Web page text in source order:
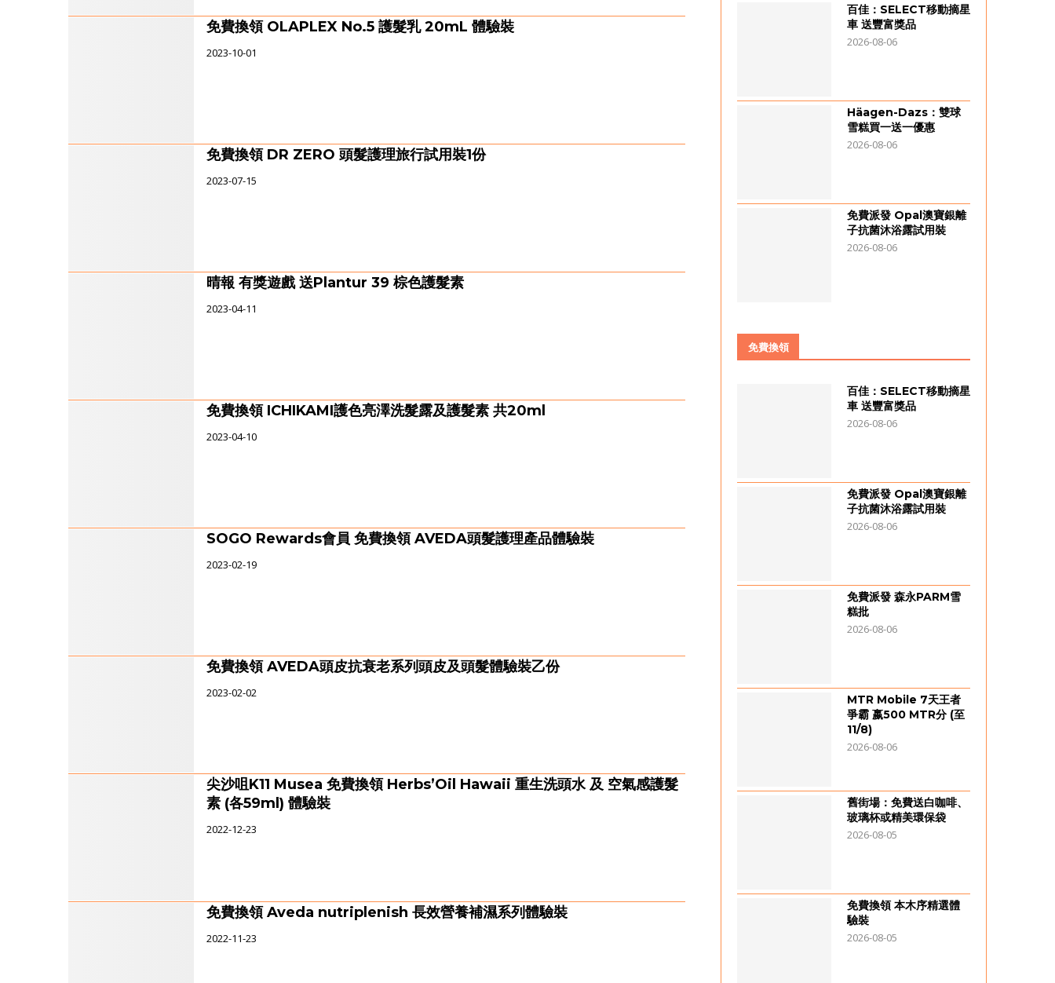
免費換領 OLAPLEX No.5 護髮乳 20mL 體驗裝
2023-10-01
免費換領 DR ZERO 頭髮護理旅行試用裝1份
2023-07-15
晴報 有獎遊戲 送Plantur 39 棕色護髮素
2023-04-11
免費換領 ICHIKAMI護色亮澤洗髮露及護髮素 共20ml
2023-04-10
SOGO Rewards會員 免費換領 AVEDA頭髮護理產品體驗裝
2023-02-19
免費換領 AVEDA頭皮抗衰老系列頭皮及頭髮體驗裝乙份
2023-02-02
尖沙咀K11 Musea 免費換領 Herbs’Oil Hawaii 重生洗頭水 及 空氣感護髮
素 (各59ml) 體驗裝
2022-12-23
免費換領 Aveda nutriplenish 長效營養補濕系列體驗裝
2022-11-23
百佳：SELECT移動摘星
車 送豐富獎品
2026-08-06
Häagen-Dazs：雙球
雪糕買一送一優惠
2026-08-06
免費派發 Opal澳寶銀離
子抗菌沐浴露試用裝
2026-08-06
免費換領
百佳：SELECT移動摘星
車 送豐富獎品
2026-08-06
免費派發 Opal澳寶銀離
子抗菌沐浴露試用裝
2026-08-06
免費派發 森永PARM雪
糕批
2026-08-06
MTR Mobile 7天王者
爭霸 嬴500 MTR分 (至
11/8)
2026-08-06
舊街場：免費送白咖啡、
玻璃杯或精美環保袋
2026-08-05
免費換領 本木序精選體
驗裝
2026-08-05